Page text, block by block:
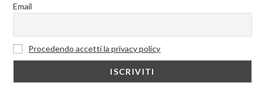
Email
Procedendo accetti la privacy policy